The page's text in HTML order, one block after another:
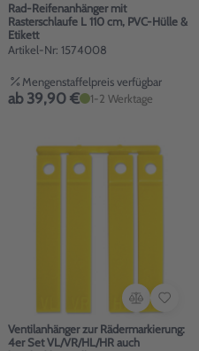
Rad-Reifenanhänger mit
Rasterschlaufe L 110 cm, PVC-Hülle &
Etikett
Artikel-Nr: 1574008
Mengenstaffelpreis verfügbar
ab 39,90 € 1-2 Werktage
Ventilanhänger zur Rädermarkierung:
4er Set VL/VR/HL/HR auch